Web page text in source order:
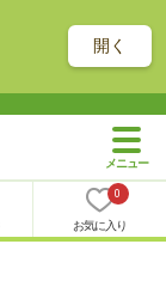
開く
0
お気に入り